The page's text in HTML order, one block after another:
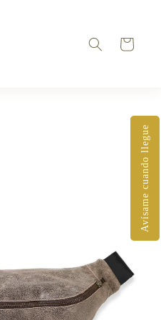
Avísame cuando llegue
Carrito